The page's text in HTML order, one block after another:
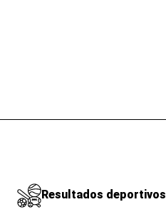
Resultados deportivos